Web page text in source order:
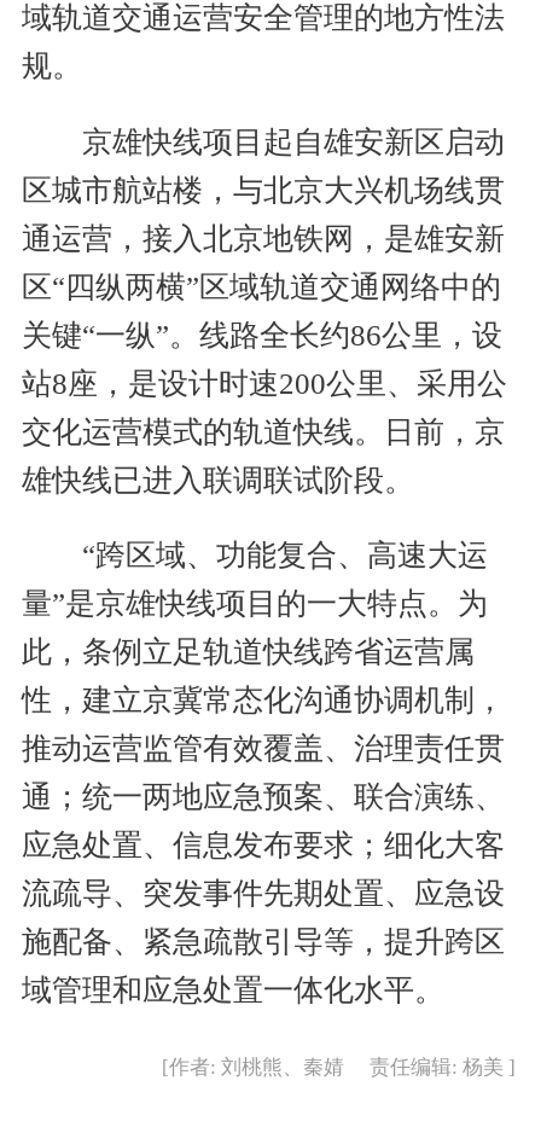
域轨道交通运营安全管理的地方性法
规。
京雄快线项目起自雄安新区启动
区城市航站楼，与北京大兴机场线贯
通运营，接入北京地铁网，是雄安新
区“四纵两横”区域轨道交通网络中的
关键“一纵”。线路全长约86公里，设
站8座，是设计时速200公里、采用公
交化运营模式的轨道快线。日前，京
雄快线已进入联调联试阶段。
“跨区域、功能复合、高速大运
量”是京雄快线项目的一大特点。为
此，条例立足轨道快线跨省运营属
性，建立京冀常态化沟通协调机制，
推动运营监管有效覆盖、治理责任贯
通；统一两地应急预案、联合演练、
应急处置、信息发布要求；细化大客
流疏导、突发事件先期处置、应急设
施配备、紧急疏散引导等，提升跨区
域管理和应急处置一体化水平。
[作者: 刘桃熊、秦婧 责任编辑: 杨美 ]